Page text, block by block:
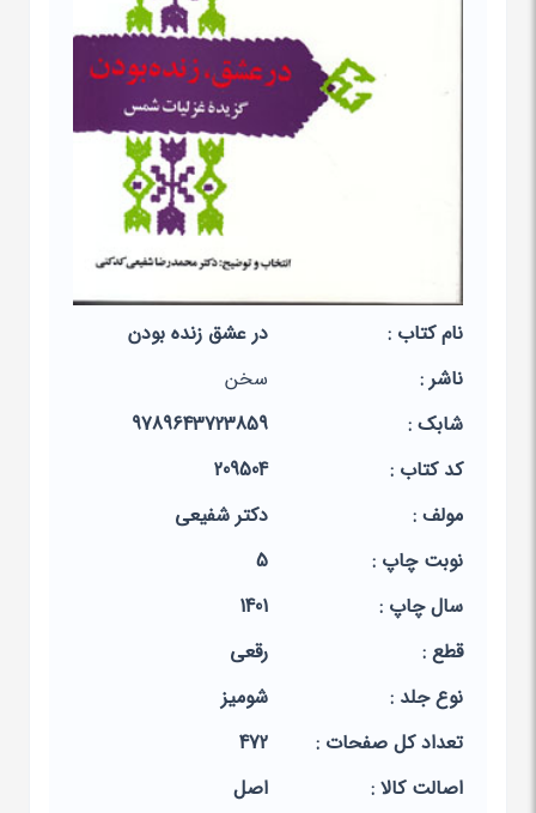
نام کتاب :
در عشق زنده بودن
ناشر :
سخن
شابک :
9789643723859
کد کتاب :
209504
مولف :
دکتر شفیعی
نوبت چاپ :
5
سال چاپ :
1401
قطع :
رقعی
نوع جلد :
شومیز
تعداد کل صفحات :
472
اصالت کالا :
اصل